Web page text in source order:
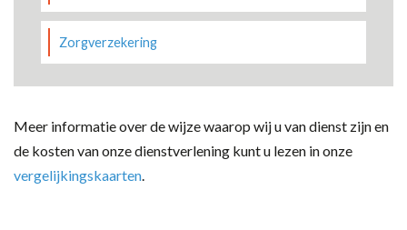
Zorgverzekering
Meer informatie over de wijze waarop wij u van dienst zijn en
de kosten van onze dienstverlening kunt u lezen in onze
vergelijkingskaarten.